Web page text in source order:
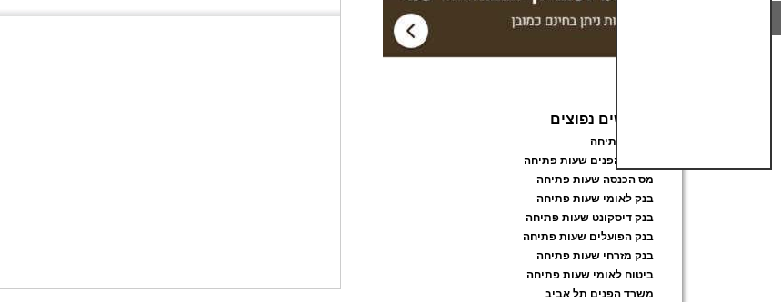
חיפושים נפוצים
שעות פתיחה
משרד הפנים שעות פתיחה
מס הכנסה שעות פתיחה
בנק לאומי שעות פתיחה
בנק דיסקונט שעות פתיחה
בנק הפועלים שעות פתיחה
בנק מזרחי שעות פתיחה
ביטוח לאומי שעות פתיחה
משרד הפנים תל אביב